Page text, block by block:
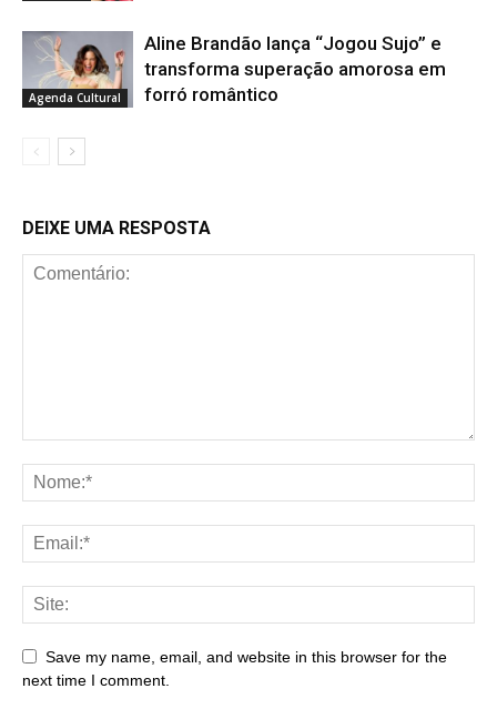
Agenda Cultural
Aline Brandão lança “Jogou Sujo” e
transforma superação amorosa em
forró romântico
DEIXE UMA RESPOSTA
Save my name, email, and website in this browser for the
next time I comment.